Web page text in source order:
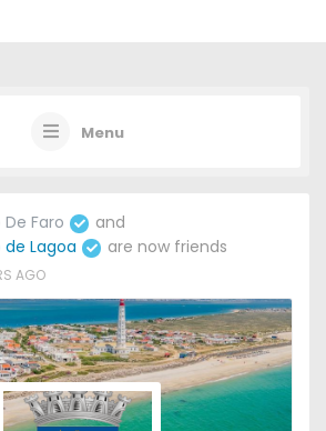
Menu
Faro
and
Lagoa
are now friends
AGO